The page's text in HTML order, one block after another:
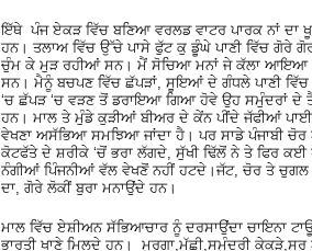
ਇੱਥੇ ਪੰਜ ਏਕੜ ਵਿੱਚ ਬਣਿਆ ਵਰਲਡ ਵਾਟਰ ਪਾਰਕ ਨਾਂ ਦਾ
ਹਨ। ਤਲਾਅ ਵਿੱਚ ਉੱਚੇ ਪਾਸੇ ਫੁੱਟ ਕੁ ਡੂੰਘੇ ਪਾਣੀ ਵਿੱਚ ਗੋਰੇ
ਚੁੰਮ ਕੇ ਮੁੜ ਰਹੀਆਂ ਸਨ। ਮੈਂ ਸੋਚਿਆ ਮਨਾਂ ਜੇ ਕੱਲਾ ਆਇਆ
ਸਨ। ਮੈਨੂੰ ਬਚਪਣ ਵਿੱਚ ਛੱਪੜਾਂ, ਸੂਇਆਂ ਦੇ ਗੰਧਲੇ ਪਾਣੀ ਵਿੱਚ
‘ਚ ਛੱਪੜ ‘ਚ ਵੜਣ ਤੋਂ ਡਰਾਇਆ ਗਿਆ ਹੋਵੇ ਉਹ ਸਮੁੰਦਰਾਂ ਦੇ
ਹਨ। ਮਾਲ ਤੇ ਮੁੰਡੇ ਕੁੜੀਆਂ ਬੀਅਰ ਦੇ ਕੇਂਨ ਪੀਂਦੇ ਜੱਫੀਆਂ
ਵੇਖਣਾ ਅਸੱਭਿਆ ਸਮਝਿਆ ਜਾਂਦਾ ਹੈ। ਪਰ ਸਾਡੇ ਪੰਜਾਬੀ
ਕੋਟਫੱਤੇ ਦੇ ਸ਼ਰੀਕੇ ‘ਚੋਂ ਭਰਾ ਲੱਗਦੇ, ਸੁੱਖੀ ਢਿੱਲੋਂ ਨੇ ਤੇ ਫਿਰ
ਨੰਗੀਆਂ ਪਿੰਜਨੀਆਂ ਵੱਲ ਵੇਖਣੋਂ ਨਹੀਂ ਹਟਦੇ।ਜੱਟ, ਚੋਰ ਤੇ ਚੁਗਲ
ਦਾ, ਗੋਰੇ ਲੋਕੀਂ ਬੁਰਾ ਮਨਾਉਂਦੇ ਹਨ।
ਮਾਲ ਵਿੱਚ ਏਸ਼ੀਅਨ ਸੱਭਿਆਚਾਰ ਨੂੰ ਦਰਸਾਉਂਦਾ ਚਾਇਨਾ
ਭਾਰਤੀ ਖਾਣੇ ਮਿਲਦੇ ਹਨ। ਮੁਰਗਾ,ਮੱਛੀ,ਸਮੁੰਦਰੀ